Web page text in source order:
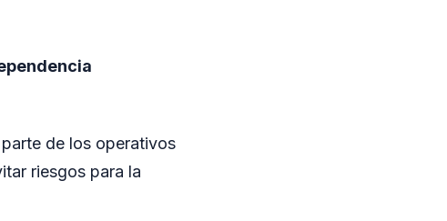
de los operativos
riesgos para la